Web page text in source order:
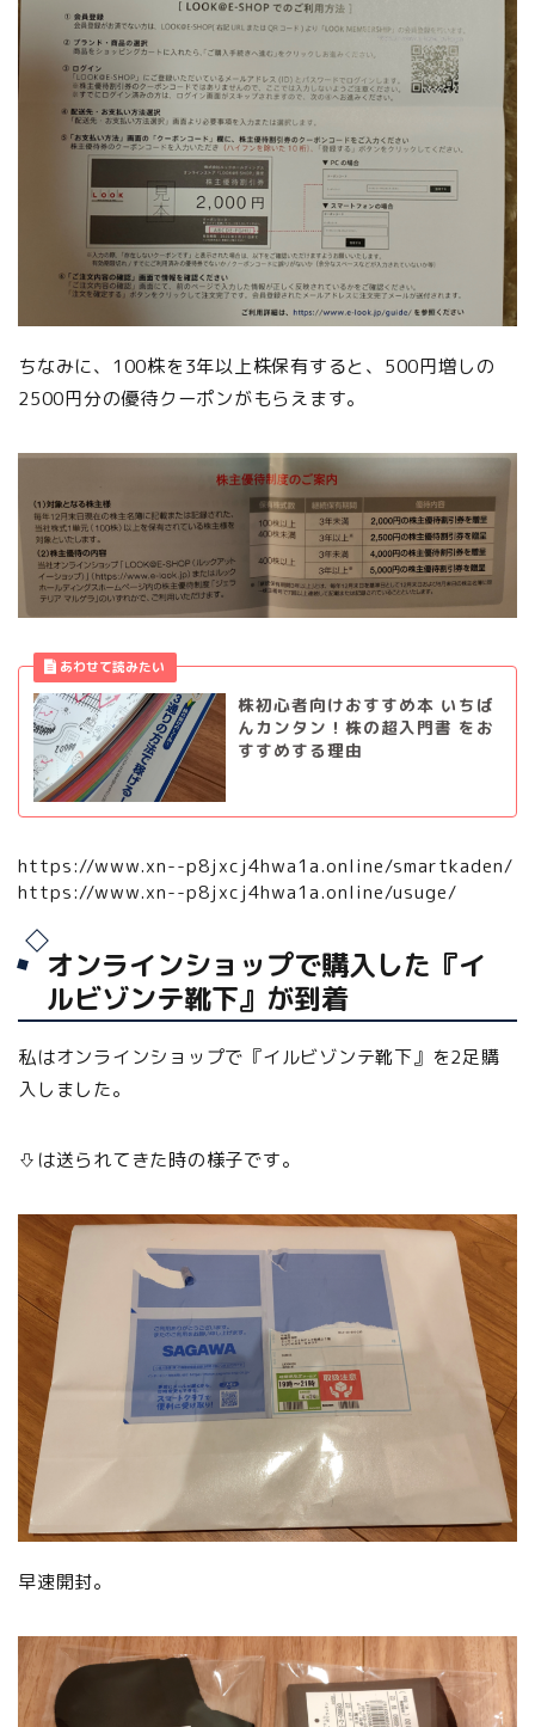
ちなみに、100株を3年以上株保有すると、500円増しの
2500円分の優待クーポンがもらえます。
株初心者向けおすすめ本 いちば
んカンタン！株の超入門書 をお
すすめする理由
https://www.xn--p8jxcj4hwa1a.online/smartkaden/
https://www.xn--p8jxcj4hwa1a.online/usuge/
オンラインショップで購入した『イ
ルビゾンテ靴下』が到着
私はオンラインショップで『イルビゾンテ靴下』を2足購
入しました。
⇩は送られてきた時の様子です。
早速開封。